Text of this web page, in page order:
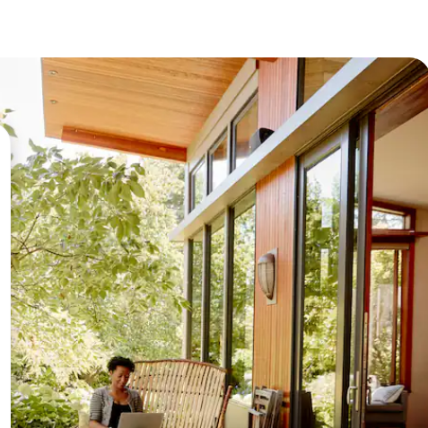
haut et vers le bas pour les parcourir ou en appuyant et en faisant glisser.